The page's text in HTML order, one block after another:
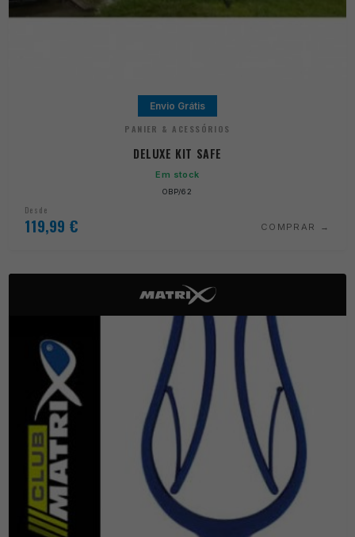
Envio Grátis
PANIER & ACESSÓRIOS
DELUXE KIT SAFE
Em stock
OBP/62
Desde
119,99 € COMPRAR